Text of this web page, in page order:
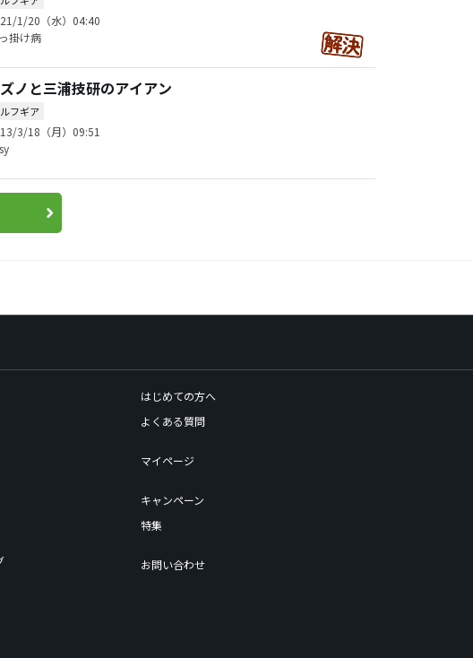
1/20（水）04:40
掛け病
ノと三浦技研のアイアン
フギア
3/18（月）09:51
はじめての方へ
よくある質問
マイページ
キャンペーン
特集
お問い合わせ